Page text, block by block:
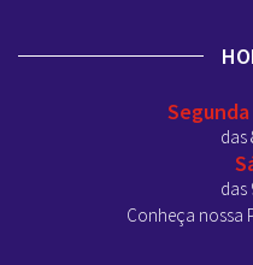
das
das
Conheça nossa